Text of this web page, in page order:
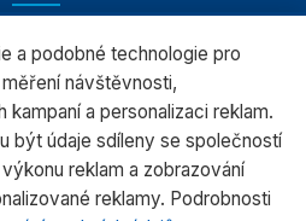
s.r.o., Šumperk
583 210 016
a podobné technologie pro
návštěvnosti,
a personalizaci reklam.
být údaje sdíleny se společností
reklam a zobrazování
reklamy. Podrobnosti